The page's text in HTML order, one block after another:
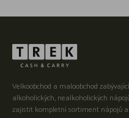
Velkoobchod a maloobchod
alkoholických, nealkoholických
zajistit kompletní sortiment nápojů